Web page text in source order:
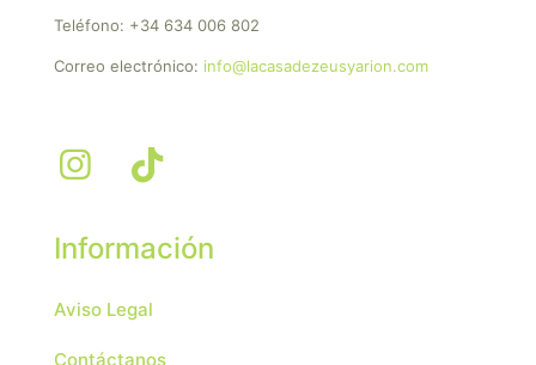
Teléfono: +34 634 006 802
Correo electrónico: info@lacasadezeusyarion.com
Información
Aviso Legal
Contáctanos